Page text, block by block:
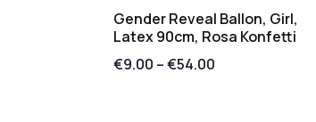
Gender Reveal Ballon, Girl,
Latex 90cm, Rosa Konfetti
€9.00 –€54.00